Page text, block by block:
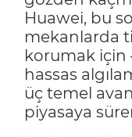
Huawei, bu
mekanlarda
korumak için
hassas
üç temel
piyasaya